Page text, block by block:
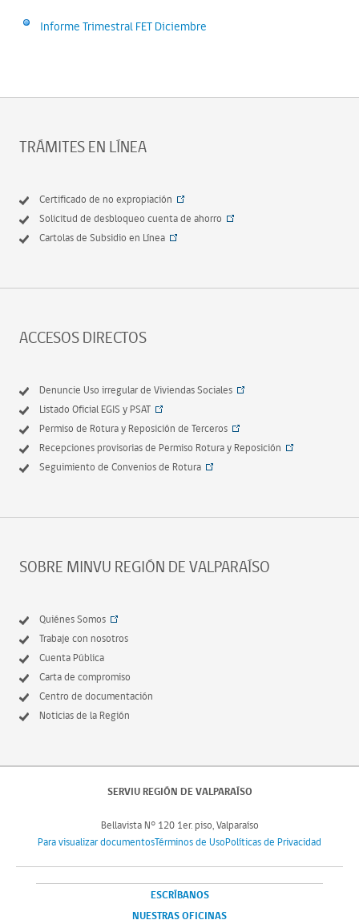
Informe Trimestral FET Diciembre
TRÁMITES EN LÍNEA
Certificado de no expropiación
Solicitud de desbloqueo cuenta de ahorro
Cartolas de Subsidio en Línea
ACCESOS DIRECTOS
Denuncie Uso irregular de Viviendas Sociales
Listado Oficial EGIS y PSAT
Permiso de Rotura y Reposición de Terceros
Recepciones provisorias de Permiso Rotura y Reposición
Seguimiento de Convenios de Rotura
SOBRE MINVU REGIÓN DE VALPARAÍSO
Quiénes Somos
Trabaje con nosotros
Cuenta Pública
Carta de compromiso
Centro de documentación
Noticias de la Región
SERVIU REGIÓN DE VALPARAÍSO
Bellavista N° 120 1er. piso, Valparaíso
Para visualizar documentosTérminos de UsoPolíticas de Privacidad
ESCRÍBANOS
NUESTRAS OFICINAS